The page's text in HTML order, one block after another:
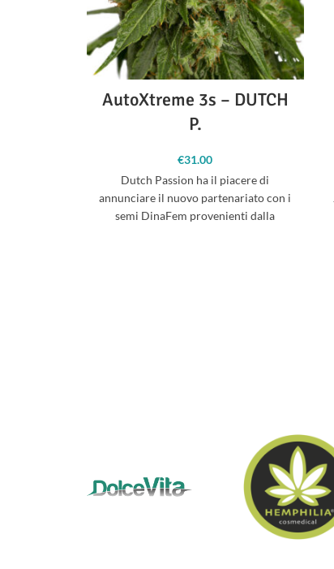
AutoXtreme 3s – DUTCH
P.
€31.00
Dutch Passion ha il piacere di
annunciare il nuovo partenariato con i
semi DinaFem provenienti dalla